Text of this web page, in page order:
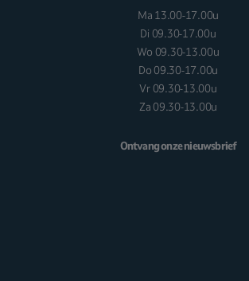
Ma 13.00-17.00u
Di 09.30-17.00u
Wo 09.30-13.00u
Do 09.30-17.00u
Vr 09.30-13.00u
Za 09.30-13.00u
Ontvang onze nieuwsbrief